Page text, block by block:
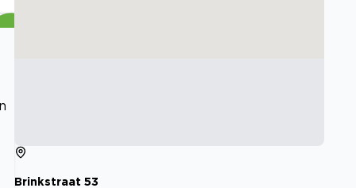
Brinkstraat 53